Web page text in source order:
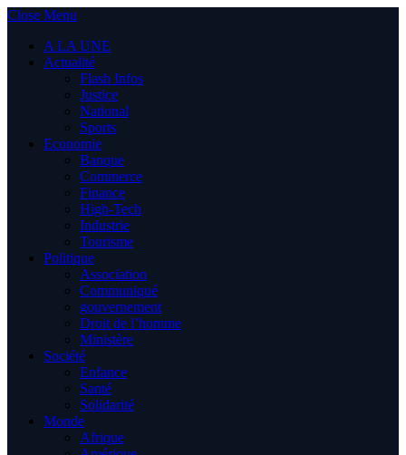
Close Menu
A LA UNE
Actualité
Flash Infos
Justice
National
Sports
Economie
Banque
Commerce
Finance
High-Tech
Industrie
Tourisme
Politique
Association
Communiqué
gouvernement
Droit de l’homme
Ministère
Société
Enfance
Santé
Solidarité
Monde
Afrique